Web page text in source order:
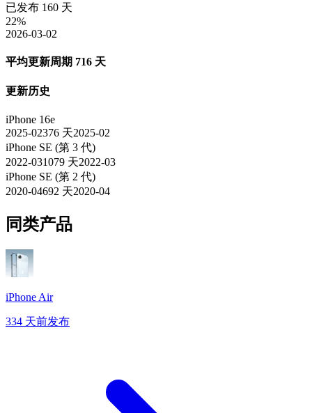
已发布 160 天
22%
2026-03-02
平均更新周期 716 天
更新历史
iPhone 16e
2025-02376 天2025-02
iPhone SE (第 3 代)
2022-031079 天2022-03
iPhone SE (第 2 代)
2020-04692 天2020-04
同类产品
iPhone Air
334 天前发布